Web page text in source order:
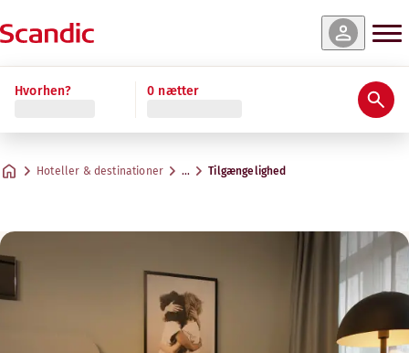
Hvorhen? 0 nætter
Hoteller & destinationer … Tilgængelighed